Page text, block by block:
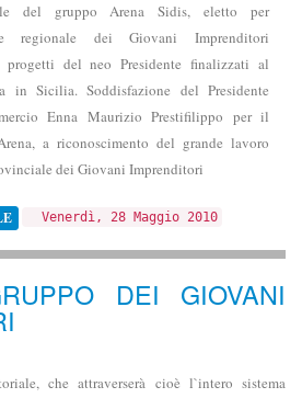
del gruppo Arena Sidis, eletto per
regionale dei Giovani Imprenditori
del neo Presidente finalizzati al
in Sicilia. Soddisfazione del Presidente
Enna Maurizio Prestifilippo per il
a riconoscimento del grande lavoro
dei Giovani Imprenditori
Venerdì, 28 Maggio 2010
DEI GIOVANI
che attraverserà cioè l`intero sistema